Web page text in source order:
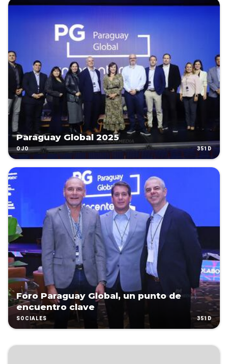
Paraguay Global 2025
OJO 351D
Foro Paraguay Global, un punto de
encuentro clave
SOCIALES 351D